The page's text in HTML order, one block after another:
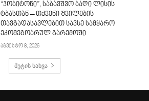
“ჰობიტონი”, საბავშვო ბაღი ლისის
ტბასთან – თქვენი შვილების
თავგადასავლებით სავსე სამყარო
ეკომეგობრულ გარემოში
აგვისტო 8, 2026
მეტის ნახვა